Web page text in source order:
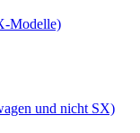
Modelle)
und nicht SX)